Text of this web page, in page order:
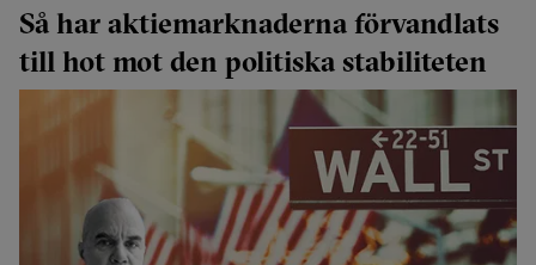
Så har aktiemarknaderna förvandlats
till hot mot den politiska stabiliteten